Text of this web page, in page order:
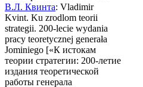
В.Л. Квинта: Vladimir
Kvint. Ku zrodlom teorii
strategii. 200-lecie wydania
pracy teoretycznej generała
Jominiego [«К истокам
теории стратегии: 200-летие
издания теоретической
работы генерала